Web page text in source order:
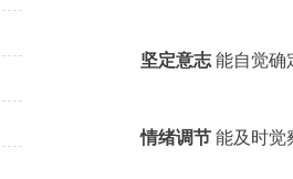
坚定意志能自觉确
情绪调节能及时觉